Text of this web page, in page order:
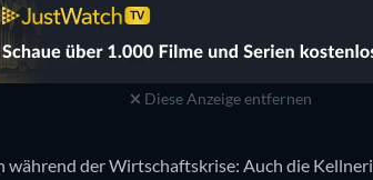
Diese Anzeige entfernen
während der Wirtschaftskrise: Auch die